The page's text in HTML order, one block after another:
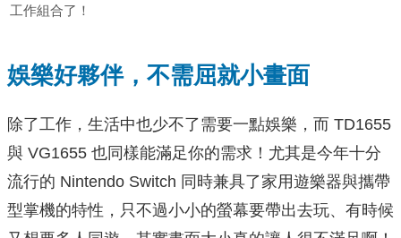
工作組合了！
娛樂好夥伴，不需屈就小畫面
除了工作，生活中也少不了需要一點娛樂，而 TD1655
與 VG1655 也同樣能滿足你的需求！尤其是今年十分
流行的 Nintendo Switch 同時兼具了家用遊樂器與攜帶
型掌機的特性，只不過小小的螢幕要帶出去玩、有時候